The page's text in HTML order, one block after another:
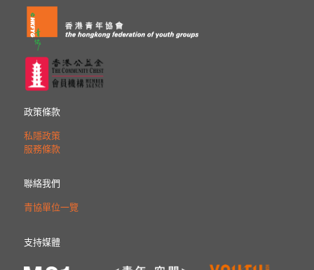
政策條款
私隱政策
服務條款
聯絡我們
青協單位一覽
支持媒體